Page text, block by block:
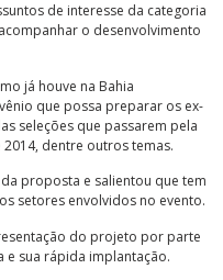
de interesse da categoria
o desenvolvimento
já houve na Bahia
que possa preparar os ex-
seleções que passarem pela
dentre outros temas.
proposta e salientou que tem
setores envolvidos no evento.
do projeto por parte
e sua rápida implantação.